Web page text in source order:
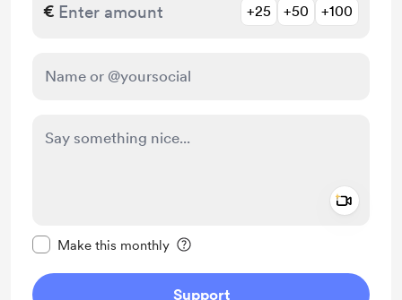
€ +25 +50 +100
Make this monthly
Support